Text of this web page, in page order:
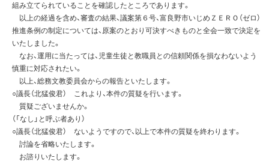
組み立てられていることを確認したところであります。
以上の経過を含め、審査の結果、議案第６号、富良野市いじめＺＥＲＯ（ゼロ）
推進条例の制定については、原案のとおり可決すべきものと全会一致で決定を
いたしました。
なお、運用に当たっては、児童生徒と教職員との信頼関係を損なわないよう
慎重に対応されたい。
以上、総務文教委員会からの報告といたします。
○議長（北猛俊君） これより、本件の質疑を行います。
質疑ございませんか。
（「なし」と呼ぶ者あり）
○議長（北猛俊君） ないようですので、以上で本件の質疑を終わります。
討論を省略いたします。
お諮りいたします。